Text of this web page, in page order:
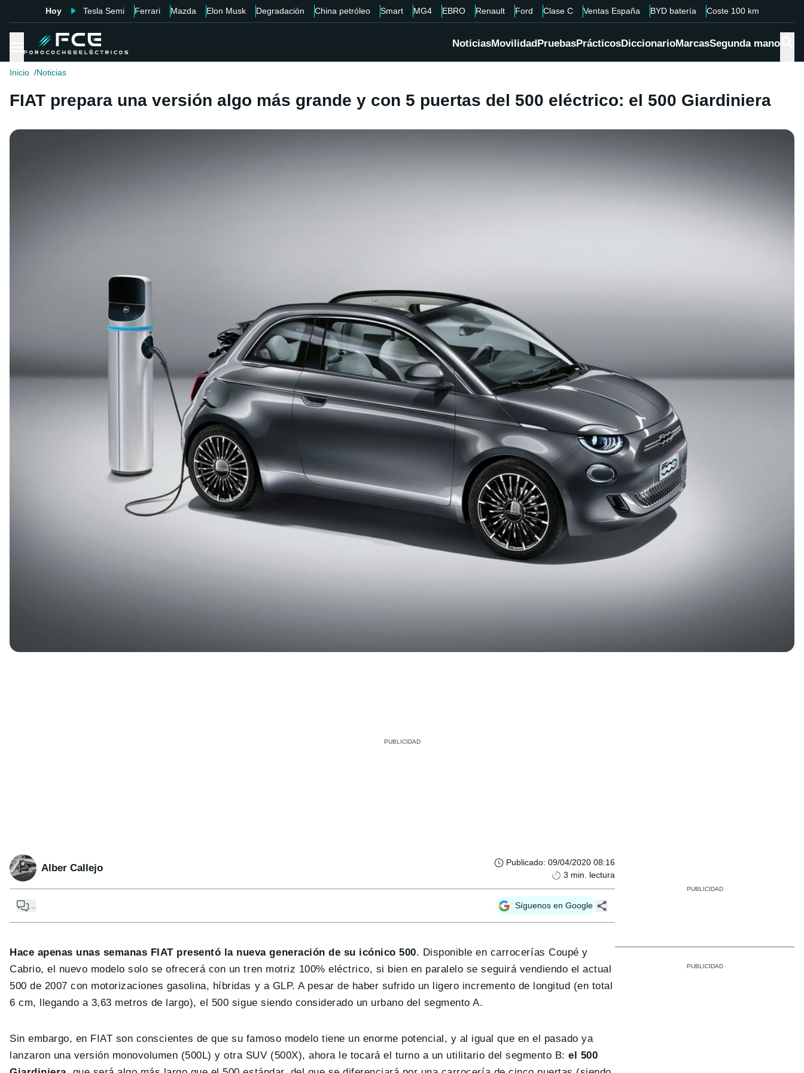
Hoy Tesla Semi Ferrari Mazda Elon Musk Degradación China petróleo Smart MG4 EBRO Renault Ford Clase C Ventas España BYD batería Coste 100 km
NoticiasMovilidadPruebasPrácticosDiccionarioMarcasSegunda mano
Inicio Noticias
FIAT prepara una versión algo más grande y con 5 puertas del 500 eléctrico: el 500 Giardiniera
Alber Callejo Publicado: 09/04/2020 08:16
3 min. lectura
... Síguenos en Google
Hace apenas unas semanas FIAT presentó la nueva generación de su icónico 500. Disponible en carrocerías Coupé y
Cabrio, el nuevo modelo solo se ofrecerá con un tren motriz 100% eléctrico, si bien en paralelo se seguirá vendiendo el actual
500 de 2007 con motorizaciones gasolina, híbridas y a GLP. A pesar de haber sufrido un ligero incremento de longitud (en total
6 cm, llegando a 3,63 metros de largo), el 500 sigue siendo considerado un urbano del segmento A.
Sin embargo, en FIAT son conscientes de que su famoso modelo tiene un enorme potencial, y al igual que en el pasado ya
lanzaron una versión monovolumen (500L) y otra SUV (500X), ahora le tocará el turno a un utilitario del segmento B:el 500